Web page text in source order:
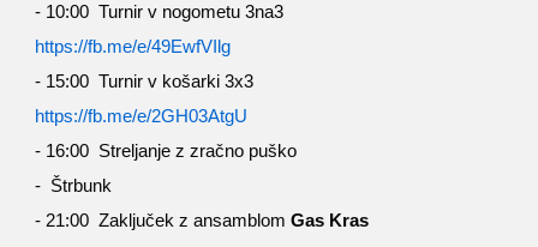
- 10:00 Turnir v nogometu 3na3
https://fb.me/e/49EwfVIlg
- 15:00 Turnir v košarki 3x3
https://fb.me/e/2GH03AtgU
- 16:00 Streljanje z zračno puško
- Štrbunk
- 21:00 Zaključek z ansamblomGas Kras